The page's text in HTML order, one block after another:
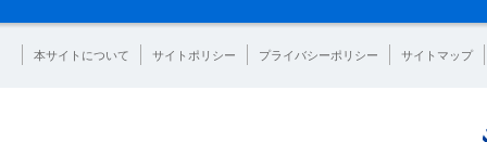
本サイトについて サイトポリシー プライバシーポリシー サイトマップ